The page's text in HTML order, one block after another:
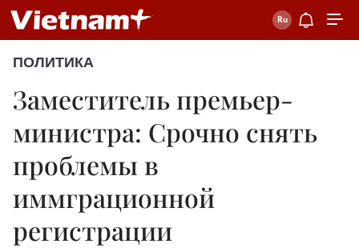
ПОЛИТИКА
Заместитель премьер-
министра: Срочно снять
проблемы в
иммграционной
регистрации